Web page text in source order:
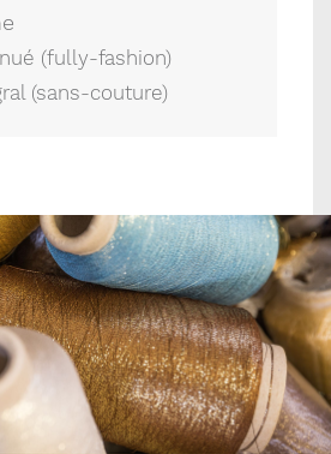
(fully-fashion)
(sans-couture)